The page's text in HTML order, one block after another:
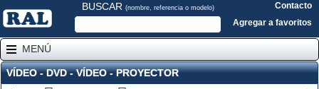
BUSCAR (nombre, referencia o modelo)
Contacto
Agregar a favoritos
MENÚ
VÍDEO - DVD - VÍDEO - PROYECTOR